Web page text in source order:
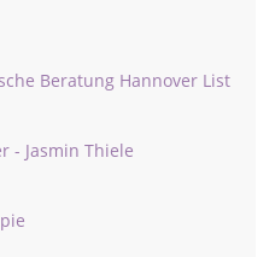
Beratung Hannover List
- Jasmin Thiele